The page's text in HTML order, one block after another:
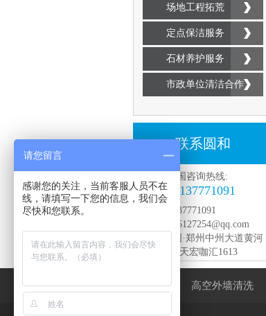
场地工程拓荒
定点保洁服务
石材养护服务
市政单位清洁合作
联系圆和
全国咨询热线:
18137771091
手机:18137771091
邮箱:1225127254@qq.com
地址:中国·郑州中州大道黄河
路西北角天宏咖汇1613
圆和首页 高空外墙清洗
请您留言
感谢您的关注，当前客服人员不在
线，请填写一下您的信息，我们会
尽快和您联系。